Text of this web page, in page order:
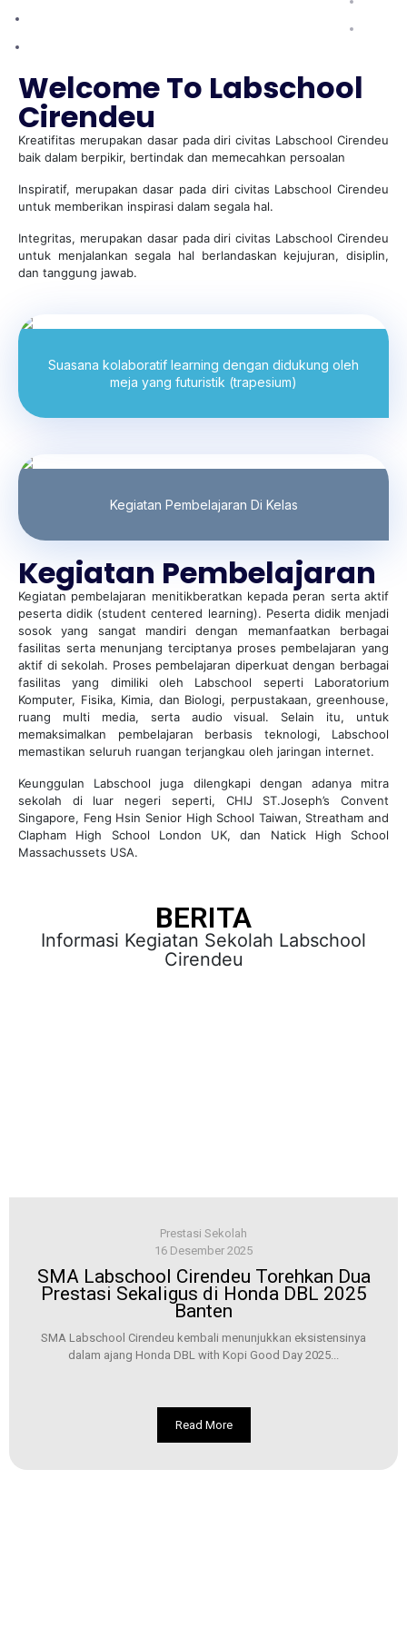
Welcome To Labschool
Cirendeu
Kreatifitas merupakan dasar pada diri civitas Labschool Cirendeu
baik dalam berpikir, bertindak dan memecahkan persoalan
Inspiratif, merupakan dasar pada diri civitas Labschool Cirendeu
untuk memberikan inspirasi dalam segala hal.
Integritas, merupakan dasar pada diri civitas Labschool Cirendeu
untuk menjalankan segala hal berlandaskan kejujuran, disiplin,
dan tanggung jawab.
Suasana kolaboratif learning dengan didukung oleh
meja yang futuristik (trapesium)
Kegiatan Pembelajaran Di Kelas
Kegiatan Pembelajaran
Kegiatan pembelajaran menitikberatkan kepada peran serta aktif
peserta didik (student centered learning). Peserta didik menjadi
sosok yang sangat mandiri dengan memanfaatkan berbagai
fasilitas serta menunjang terciptanya proses pembelajaran yang
aktif di sekolah. Proses pembelajaran diperkuat dengan berbagai
fasilitas yang dimiliki oleh Labschool seperti Laboratorium
Komputer, Fisika, Kimia, dan Biologi, perpustakaan, greenhouse,
ruang multi media, serta audio visual. Selain itu, untuk
memaksimalkan pembelajaran berbasis teknologi, Labschool
memastikan seluruh ruangan terjangkau oleh jaringan internet.
Keunggulan Labschool juga dilengkapi dengan adanya mitra
sekolah di luar negeri seperti, CHIJ ST.Joseph’s Convent
Singapore, Feng Hsin Senior High School Taiwan, Streatham and
Clapham High School London UK, dan Natick High School
Massachussets USA.
BERITA
Informasi Kegiatan Sekolah Labschool
Cirendeu
Prestasi Sekolah
16 Desember 2025
SMA Labschool Cirendeu Torehkan Dua
Prestasi Sekaligus di Honda DBL 2025
Banten
SMA Labschool Cirendeu kembali menunjukkan eksistensinya
dalam ajang Honda DBL with Kopi Good Day 2025...
Read More